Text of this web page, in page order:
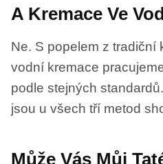
A Kremace Ve
Ne. S popelem z tradiční
vodní kremace
podle stejných
jsou u všech tří metod
Může Vás Můj